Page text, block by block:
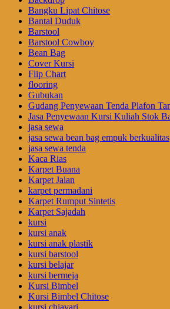
Bangku Lipat Chitose
Bantal Duduk
Barstool
Barstool Cowboy
Bean Bag
Cover Kursi
Flip Chart
flooring
Gubukan
Gudang Penyewaan Tenda Plafon
Jasa Penyewaan Kursi Kuliah Stok
jasa sewa
jasa sewa bean bag empuk berkualitas
jasa sewa tenda
Kaca Rias
Karpet Buana
Karpet Jalan
karpet permadani
Karpet Rumput Sintetis
Karpet Sajadah
kursi
kursi anak
kursi anak plastik
kursi barstool
kursi belajar
kursi bermeja
Kursi Bimbel
Kursi Bimbel Chitose
kursi chiavari